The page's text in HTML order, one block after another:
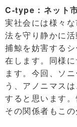
C-type：ネット
実社会には様々
法を守り静かに
捕鯨を妨害する
在します。同様
ます。今回、ソ
う、アノニマス
すると思います
その関係者もこ